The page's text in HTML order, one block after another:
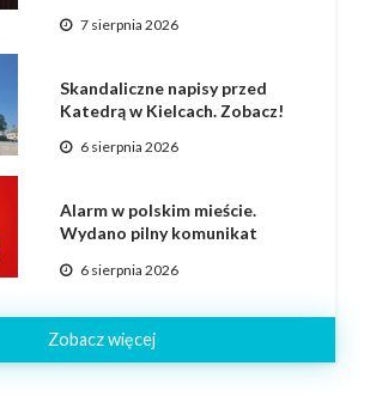
7 sierpnia 2026
Skandaliczne napisy przed
Katedrą w Kielcach. Zobacz!
6 sierpnia 2026
Alarm w polskim mieście.
Wydano pilny komunikat
6 sierpnia 2026
Zobacz więcej